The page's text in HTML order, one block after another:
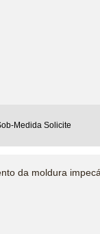
Medida Solicite
da moldura